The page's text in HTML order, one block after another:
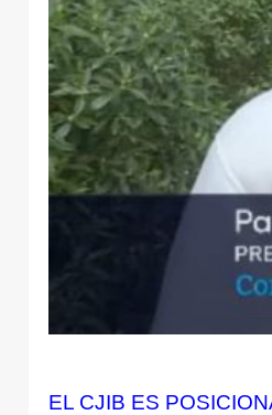
EL CJIB ES